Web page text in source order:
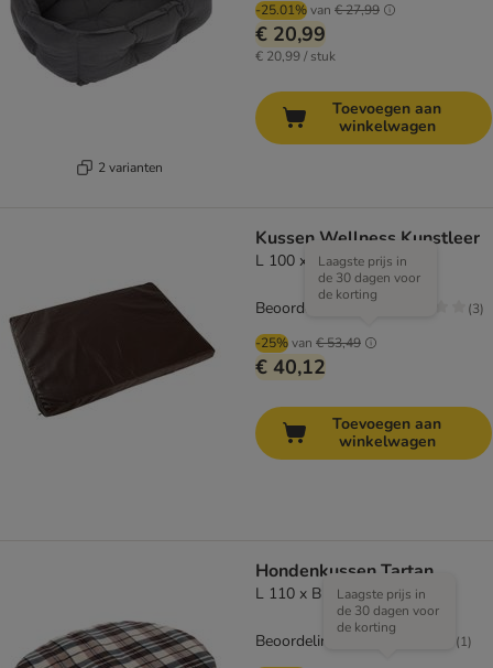
2 varianten
-25.01%van € 27,99
€ 20,99
€ 20,99 / stuk
Toevoegen aan
winkelwagen
Kussen Wellness Kunstleer
L 100 x B 70 x H 6 cm
-25%van € 53,49
Laagste prijs in
de 30 dagen voor
de korting
€ 40,12
Beoordeling: 3.3/5 (3)
Toevoegen aan
winkelwagen
Hondenkussen Tartan
L 110 x B 80 x H 7 cm
Laagste prijs in
de 30 dagen voor
de korting
Beoordeling: 2/5 (1)